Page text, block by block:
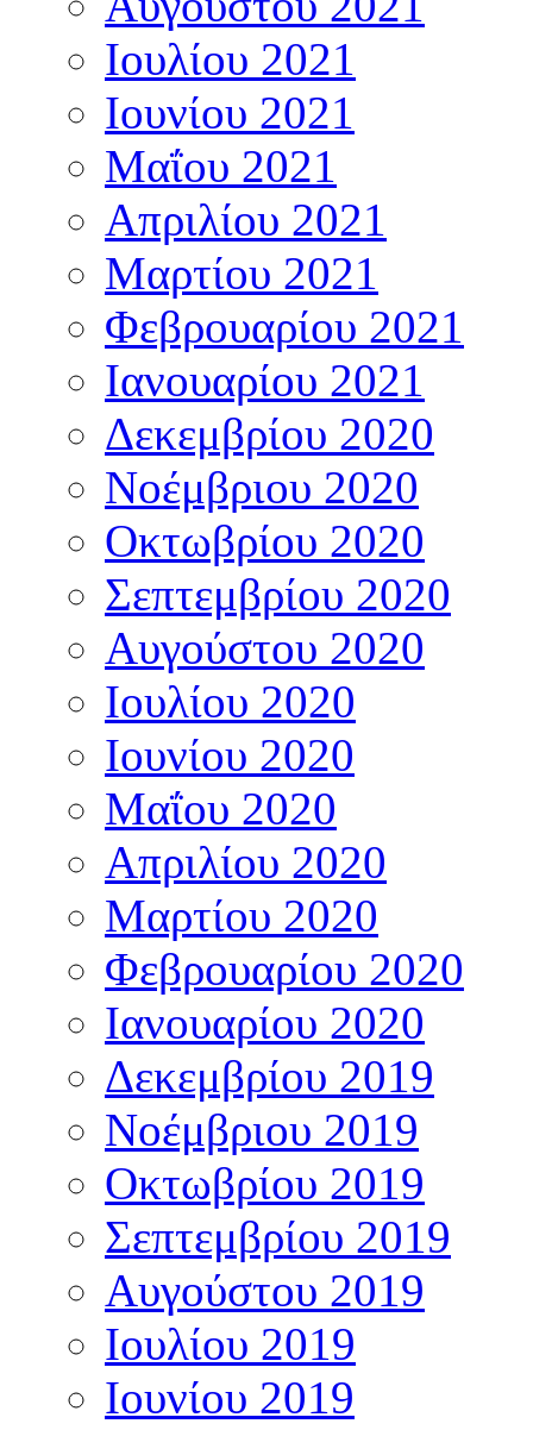
Ιουλίου 2021
Ιουνίου 2021
Μαΐου 2021
Απριλίου 2021
Μαρτίου 2021
Φεβρουαρίου 2021
Ιανουαρίου 2021
Δεκεμβρίου 2020
Νοέμβριου 2020
Οκτωβρίου 2020
Σεπτεμβρίου 2020
Αυγούστου 2020
Ιουλίου 2020
Ιουνίου 2020
Μαΐου 2020
Απριλίου 2020
Μαρτίου 2020
Φεβρουαρίου 2020
Ιανουαρίου 2020
Δεκεμβρίου 2019
Νοέμβριου 2019
Οκτωβρίου 2019
Σεπτεμβρίου 2019
Αυγούστου 2019
Ιουλίου 2019
Ιουνίου 2019